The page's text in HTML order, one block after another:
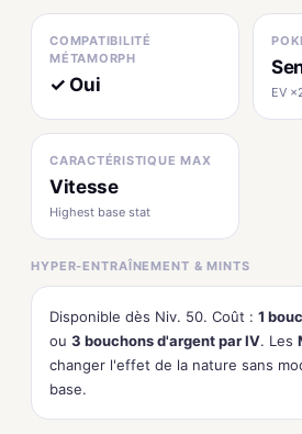
COMPATIBILITÉ
MÉTAMORPH
✓ Oui EV
CARACTÉRISTIQUE MAX
Vitesse
Highest base stat
HYPER-ENTRAÎNEMENT & MINTS
Disponible dès Niv. 50. Coût : 1
ou 3 bouchons d'argent par IV. Les
changer l'effet de la nature sans
base.